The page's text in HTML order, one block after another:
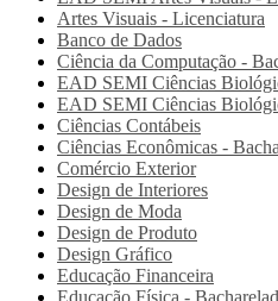
Artes Visuais - Licenciatura
Banco de Dados
Ciência da Computação -
EAD SEMI Ciências
EAD SEMI Ciências
Ciências Contábeis
Ciências Econômicas -
Comércio Exterior
Design de Interiores
Design de Moda
Design de Produto
Design Gráfico
Educação Financeira
Educação Física -